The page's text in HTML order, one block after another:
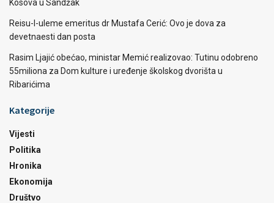
Kosova u Sandžak
Reisu-l-uleme emeritus dr Mustafa Cerić: Ovo je dova za
devetnaesti dan posta
Rasim Ljajić obećao, ministar Memić realizovao: Tutinu odobreno
55miliona za Dom kulture i uređenje školskog dvorišta u
Ribarićima
Kategorije
Vijesti
Politika
Hronika
Ekonomija
Društvo